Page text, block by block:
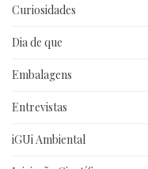
Curiosidades
Dia de que
Embalagens
Entrevistas
iGUi Ambiental